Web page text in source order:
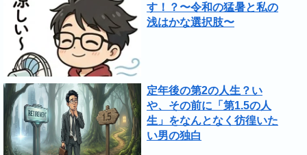
す！？〜令和の猛暑と私の
浅はかな選択肢〜
定年後の第2の人生？い
や、その前に「第1.5の人
生」をなんとなく彷徨いた
い男の独白